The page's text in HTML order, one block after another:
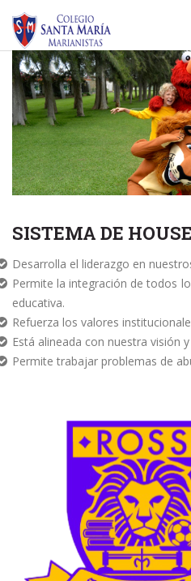
SISTEMA DE
Desarrolla el liderazgo en
Permite la integración de todos
educativa.
Refuerza los valores
Está alineada con nuestra visión
Permite trabajar problemas de